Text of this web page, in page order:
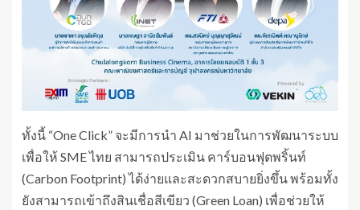
ทั้งนี้ “One Click” จะมีการนำ AI มาช่วยในการพัฒนาระบบ
เพื่อให้ SME ไทย สามารถประเมิน คาร์บอนฟุตพริ้นท์
(Carbon Footprint) ได้ง่ายและสะดวกสบายยิ่งขึ้น พร้อมทั้ง
ยังสามารถเข้าถึงสินเชื่อสีเขียว (Green Loan) เพื่อช่วยให้